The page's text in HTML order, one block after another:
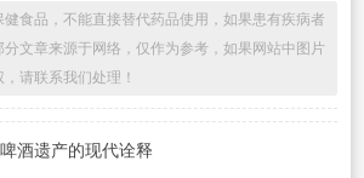
食品，不能直接替代药品使用，如果患有疾病者
文章来源于网络，仅作为参考，如果网站中图片
请联系我们处理！
酒遗产的现代诠释